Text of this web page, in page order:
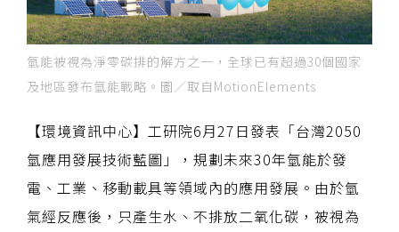
氫能被視為淨零碳排的解方之一，全球已有超過30個國家
及地區發布氫能戰略。圖／取自MotionElements
【環境資訊中心】工研院6月27日發表「台灣2050
氫應用發展技術藍圖」，規劃未來30年氫能於發
電、工業、移動載具等領域內的應用發展。由於氫
氣經反應後，只產生水、不排放二氧化碳，被視為